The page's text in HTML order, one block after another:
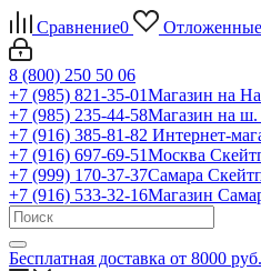
Сравнение0 Отложенные
8 (800) 250 50 06
+7 (985) 821-35-01Магазин на
+7 (985) 235-44-58Магазин на ш.
+7 (916) 385-81-82 Интернет-
+7 (916) 697-69-51Москва
+7 (999) 170-37-37Самара
+7 (916) 533-32-16Магазин
Бесплатная доставка от 8000